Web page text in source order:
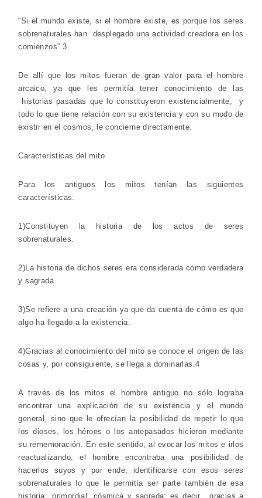
“Si el mundo existe, si el hombre existe, es porque los seres
sobrenaturales han desplegado una actividad creadora en los
comienzos”.3
De allí que los mitos fueran de gran valor para el hombre
arcaico, ya que les permitía tener conocimiento de las
historias pasadas que lo constituyeron existencialmente, y
todo lo que tiene relación con su existencia y con su modo de
existir en el cosmos, le concierne directamente.
Características del mito
Para los antiguos los mitos tenían las siguientes
características:
1)Constituyen la historia de los actos de seres
sobrenaturales.
2)La historia de dichos seres era considerada como verdadera
y sagrada.
3)Se refiere a una creación ya que da cuenta de cómo es que
algo ha llegado a la existencia.
4)Gracias al conocimiento del mito se conoce el origen de las
cosas y, por consiguiente, se llega a dominarlas.4
A través de los mitos el hombre antiguo no sólo lograba
encontrar una explicación de su existencia y el mundo
general, sino que le ofrecían la posibilidad de repetir lo que
los dioses, los héroes o los antepasados hicieron mediante
su rememoración. En este sentido, al evocar los mitos e irlos
reactualizando, el hombre encontraba una posibilidad de
hacerlos suyos y por ende, identificarse con esos seres
sobrenaturales lo que le permitía ser parte también de esa
historia primordial, cósmica y sagrada; es decir, gracias a